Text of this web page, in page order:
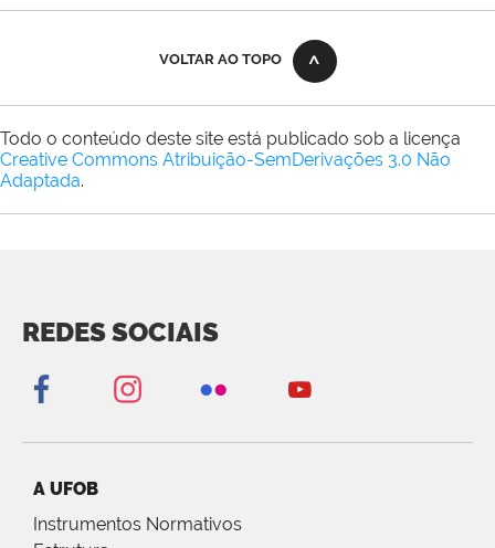
VOLTAR AO TOPO
Todo o conteúdo deste site está publicado sob a licença
Creative Commons Atribuição-SemDerivações 3.0 Não
Adaptada.
REDES SOCIAIS
A UFOB
Instrumentos Normativos